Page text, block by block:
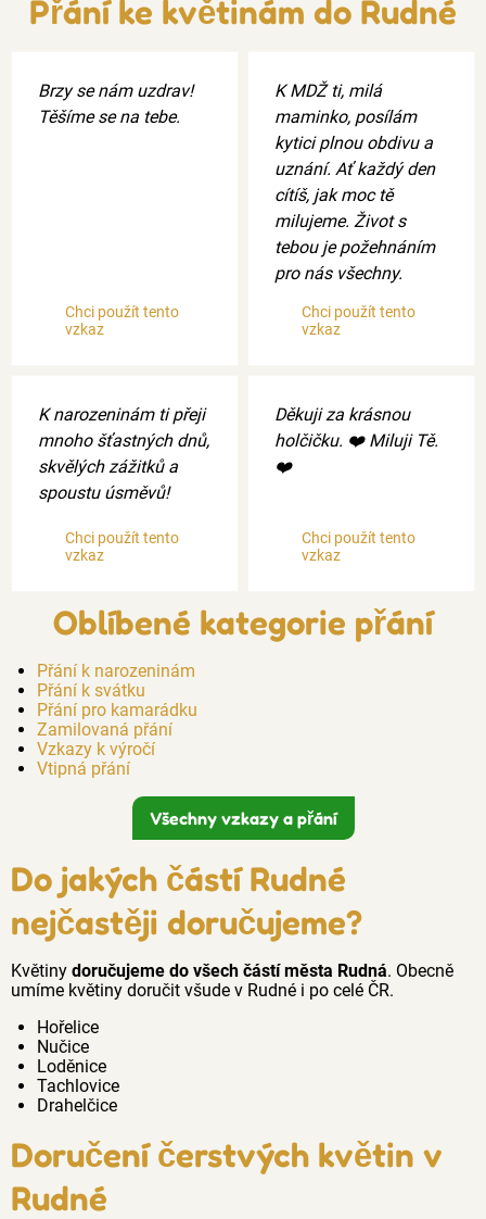
Přání ke květinám do Rudné
Brzy se nám uzdrav!
Těšíme se na tebe.
Chci použít tento
vzkaz
K MDŽ ti, milá
maminko, posílám
kytici plnou obdivu a
uznání. Ať každý den
cítíš, jak moc tě
milujeme. Život s
tebou je požehnáním
pro nás všechny.
Chci použít tento
vzkaz
K narozeninám ti přeji
mnoho šťastných dnů,
skvělých zážitků a
spoustu úsměvů!
Chci použít tento
vzkaz
Děkuji za krásnou
holčičku. ❤️ Miluji Tě.
❤️
Chci použít tento
vzkaz
Oblíbené kategorie přání
Přání k narozeninám
Přání k svátku
Přání pro kamarádku
Zamilovaná přání
Vzkazy k výročí
Vtipná přání
Všechny vzkazy a přání
Do jakých částí Rudné
nejčastěji doručujeme?
Květiny doručujeme do všech částí města Rudná. Obecně
umíme květiny doručit všude v Rudné i po celé ČR.
Hořelice
Nučice
Loděnice
Tachlovice
Drahelčice
Doručení čerstvých květin v
Rudné